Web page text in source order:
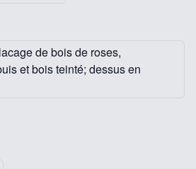
de bois de roses,
et bois teinté; dessus en